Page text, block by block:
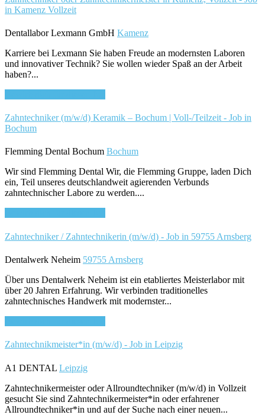
in Kamenz Vollzeit
Dentallabor Lexmann GmbH Kamenz
Karriere bei Lexmann Sie haben Freude an modernsten Laboren
und innovativer Technik? Sie wollen wieder Spaß an der Arbeit
haben?...
Zahntechniker (m/w/d) Keramik – Bochum | Voll-/Teilzeit - Job in
Bochum
Flemming Dental Bochum Bochum
Wir sind Flemming Dental Wir, die Flemming Gruppe, laden Dich
ein, Teil unseres deutschlandweit agierenden Verbunds
zahntechnischer Labore zu werden....
Zahntechniker / Zahntechnikerin (m/w/d) - Job in 59755 Arnsberg
Dentalwerk Neheim 59755 Arnsberg
Über uns Dentalwerk Neheim ist ein etabliertes Meisterlabor mit
über 20 Jahren Erfahrung. Wir verbinden traditionelles
zahntechnisches Handwerk mit modernster...
Zahntechnikmeister*in (m/w/d) - Job in Leipzig
A1 DENTAL Leipzig
Zahntechnikermeister oder Allroundtechniker (m/w/d) in Vollzeit
gesucht Sie sind Zahntechnikermeister*in oder erfahrener
Allroundtechniker*in und auf der Suche nach einer neuen...